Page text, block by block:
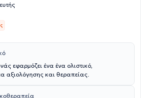
εφαρμόζει ένα ένα ολιστικό,
αξιολόγησης και θεραπείας.